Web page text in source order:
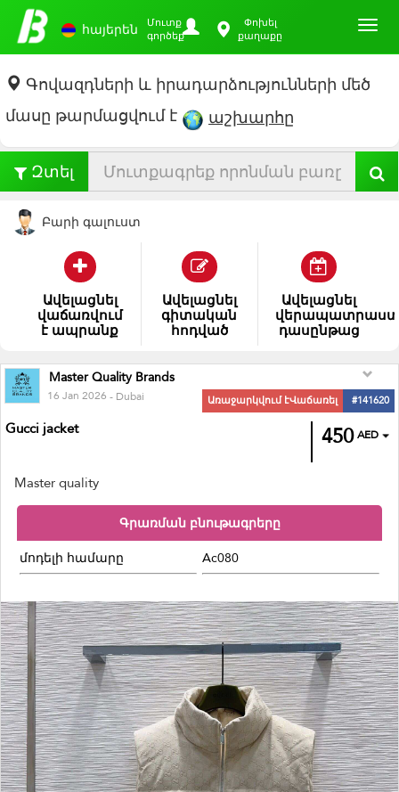
հայերեն Մուտք
գործեք
Փոխել
քաղաքը
Գովազդների և իրադարձությունների մեծ
մասը թարմացվում է
աշխարհը
Զտել
Բարի գալուստ
Ավելացնել
հագո
Ավելացնել
գիտական
հոդված
Ավելացնել
ցուցահան
Master Quality Brands
16 Jan 2026- Dubai Առաջարկվում էՎաճառել #141620
450AED
Gucci jacket
Master quality
Գրառման բնութագրերը
մոդելի համարը
Ac080